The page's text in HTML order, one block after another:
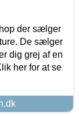
der sælger
De sælger
dig grej af en
her for at se